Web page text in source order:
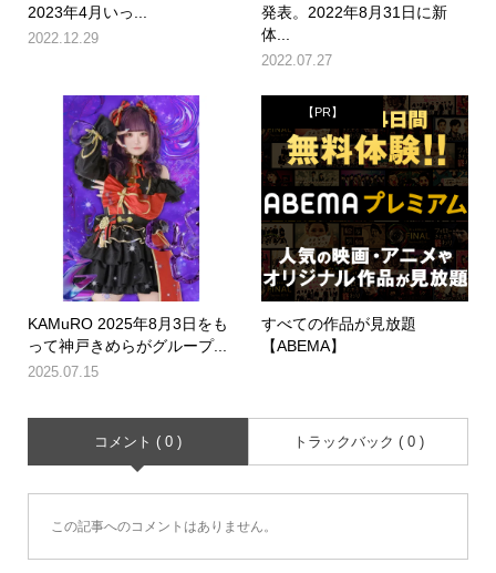
2023年4月いっ...
2022.12.29
発表。2022年8月31日に新
体...
2022.07.27
KAMuRO 2025年8月3日をも
って神戸きめらがグループ...
2025.07.15
【PR】
すべての作品が見放題
【ABEMA】
コメント ( 0 ) トラックバック ( 0 )
この記事へのコメントはありません。